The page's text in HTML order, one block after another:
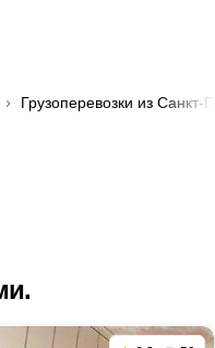
Грузоперевозки из Санкт-